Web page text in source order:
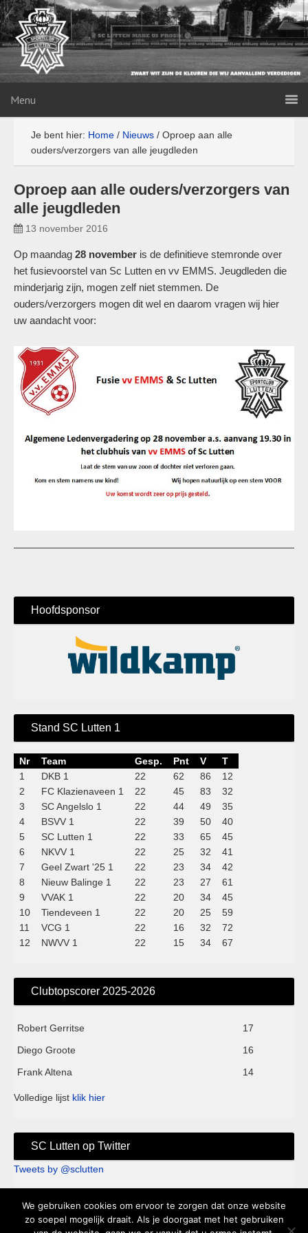
Menu
Je bent hier: Home / Nieuws / Oproep aan alle
ouders/verzorgers van alle jeugdleden
Oproep aan alle ouders/verzorgers van
alle jeugdleden
13 november 2016
Op maandag 28 november is de definitieve stemronde over
het fusievoorstel van Sc Lutten en vv EMMS. Jeugdleden die
minderjarig zijn, mogen zelf niet stemmen. De
ouders/verzorgers mogen dit wel en daarom vragen wij hier
uw aandacht voor:
Hoofdsponsor
Stand SC Lutten 1
Nr Team Gesp. Pnt V
T
1
DKB 1 22 62 86
12
2
FC Klazienaveen 1 22 45 83
32
3
SC Angelslo 1 22 44 49
35
4
BSVV 1 22 39 50
40
5
SC Lutten 1 22 33 65
45
6
NKVV 1 22 25 32
41
7
Geel Zwart '25 1 22 23 34
42
8
Nieuw Balinge 1 22 23 27
61
9
VVAK 1 22 20 34
45
10
Tiendeveen 1 22 20 25
59
11
VCG 1 22 16 32
72
12
NWVV 1 22 15 34 67
Clubtopscorer 2025-2026
Robert Gerritse
17
Diego Groote
16
Frank Altena
14
Volledige lijst klik hier
SC Lutten op Twitter
Tweets by @sclutten
Sc Lutten - Sportpark de Kei - Knappersveldweg 1B - 7776 PA
We gebruiken cookies om ervoor te zorgen dat onze website
zo soepel mogelijk draait. Als je doorgaat met het gebruiken